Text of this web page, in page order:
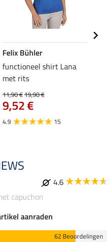
Felix Bühler
functioneel shirt Lana
met rits
11,90 €19,90 €
9,52 €
4.9 15
4.6
capuchon
aanraden
62 Beoordelingen